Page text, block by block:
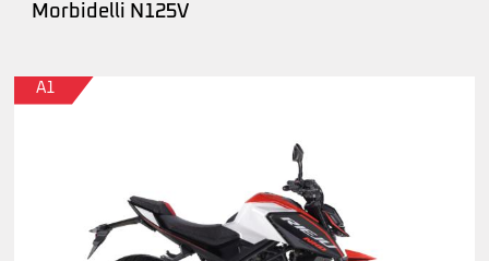
Morbidelli N125V
A1